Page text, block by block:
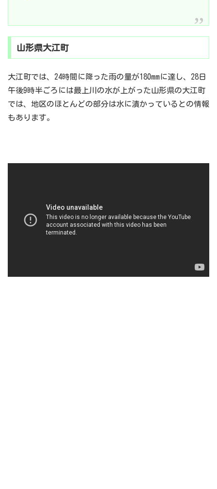
山形県大江町
大江町では、24時間に降った雨の量が180mmに達し、28日
午後9時半ごろには最上川の水が上がった山形県の大江町
では、地区のほとんどの部分は水に漬かっているとの情報
もあります。